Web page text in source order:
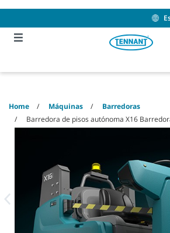
content
navigation
menu
Home Máquinas
Barredoras
Barredora de pisos autónoma X16